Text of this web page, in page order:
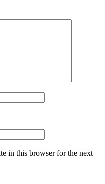
in this browser for the next